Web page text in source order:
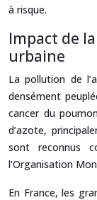
à risque.
Impact de
urbaine
La pollution de
densément
cancer du
d’azote,
sont reconnus
l’Organisation
En France, les